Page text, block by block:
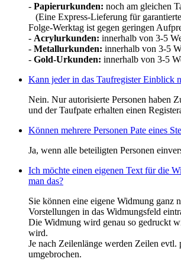
- Papierurkunden: noch am gleichen
(Eine Express-Lieferung für
Folge-Werktag ist gegen geringen
- Acrylurkunden: innerhalb von 3-5
- Metallurkunden: innerhalb von 3-5
- Gold-Urkunden: innerhalb von 3-5
Kann jeder in das Taufregister Einblick
Nein. Nur autorisierte Personen haben
und der Taufpate erhalten einen
Können mehrere Personen Pate eines
Ja, wenn alle beteiligten Personen
Ich möchte einen eigenen Text für die
man das?
Sie können eine eigene Widmung ganz
Vorstellungen in das Widmungsfeld
Die Widmung wird genau so gedruckt
wird.
Je nach Zeilenlänge werden Zeilen evtl.
umgebrochen.